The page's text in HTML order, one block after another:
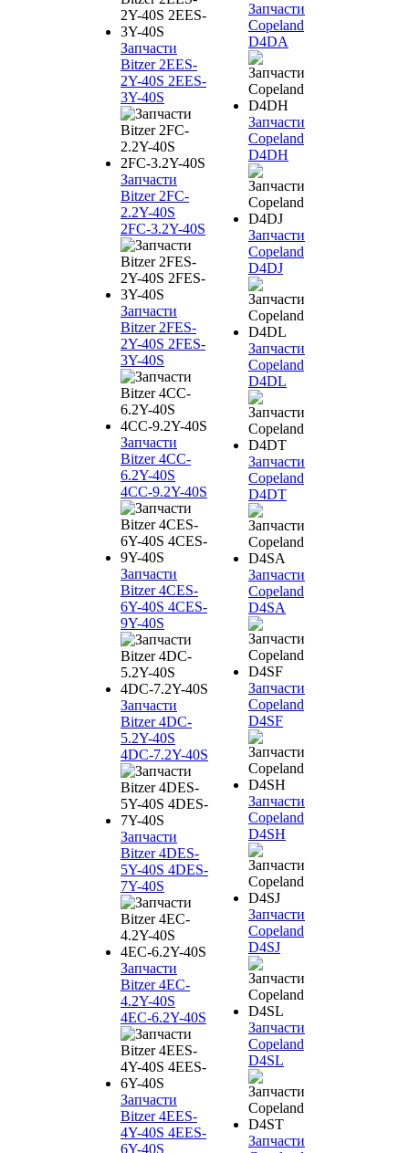
Запчасти
Bitzer 2EES-
2Y-40S 2EES-
3Y-40S
Запчасти
Bitzer 2FC-
2.2Y-40S
2FC-3.2Y-40S
Запчасти
Bitzer 2FES-
2Y-40S 2FES-
3Y-40S
Запчасти
Bitzer 4CC-
6.2Y-40S
4CC-9.2Y-40S
Запчасти
Bitzer 4CES-
6Y-40S 4CES-
9Y-40S
Запчасти
Bitzer 4DC-
5.2Y-40S
4DC-7.2Y-40S
Запчасти
Bitzer 4DES-
5Y-40S 4DES-
7Y-40S
Запчасти
Bitzer 4EC-
4.2Y-40S
4EC-6.2Y-40S
Запчасти
Bitzer 4EES-
4Y-40S 4EES-
6Y-40S
Запчасти
Copeland
D4DA
Запчасти
Copeland
D4DH
Запчасти
Copeland
D4DJ
Запчасти
Copeland
D4DL
Запчасти
Copeland
D4DT
Запчасти
Copeland
D4SA
Запчасти
Copeland
D4SF
Запчасти
Copeland
D4SH
Запчасти
Copeland
D4SJ
Запчасти
Copeland
D4SL
Запчасти